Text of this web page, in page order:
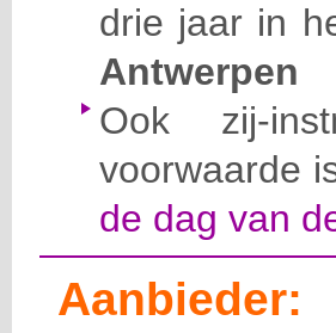
drie jaar in
Antwerpen
Ook zij-
voorwaarde
de dag van
Aanbieder: